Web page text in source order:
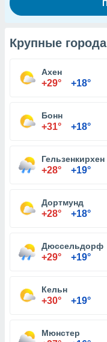
Крупные города
Ахен
+29° +18°
Бонн
+31° +18°
Гельзенкирхен
+28° +19°
Дортмунд
+28° +18°
Дюссельдорф
+29° +19°
Кельн
+30° +19°
Мюнстер